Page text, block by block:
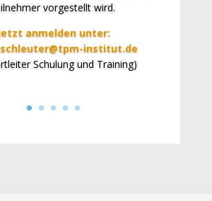
vorgestellt wird.
anmelden unter:
institut.de
Schulung und Training)
Jetzt anmelden